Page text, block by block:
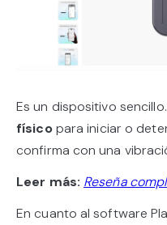
Es un dispositivo
físicopara iniciar o
confirma con una
Leer más: Reseña
En cuanto al software